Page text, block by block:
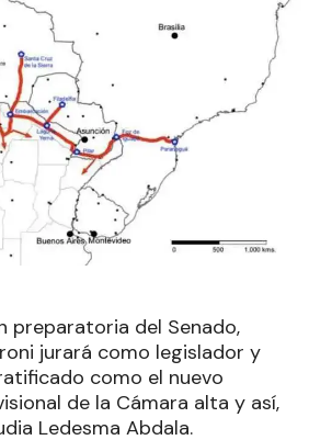
preparatoria del Senado,
jurará como legislador y
como el nuevo
de la Cámara alta y así,
Ledesma Abdala.